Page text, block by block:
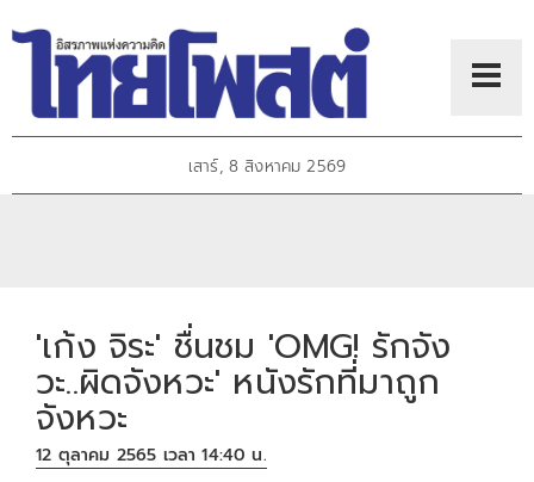
เสาร์, 8 สิงหาคม 2569
'เก้ง จิระ' ชื่นชม 'OMG! รักจัง
วะ..ผิดจังหวะ' หนังรักที่มาถูก
จังหวะ
12 ตุลาคม 2565 เวลา 14:40 น.